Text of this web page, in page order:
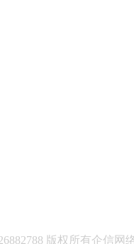
版权所有企信